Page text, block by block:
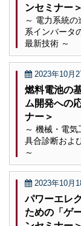
ンセミナー＞
～ 電力系統
系インバータ
最新技術 ～
2023年10月
燃料電池の
ム開発へ
ナー＞
～ 機械・電
具合診断およ
～
2023年10月
パワーエレ
ための「ゲ